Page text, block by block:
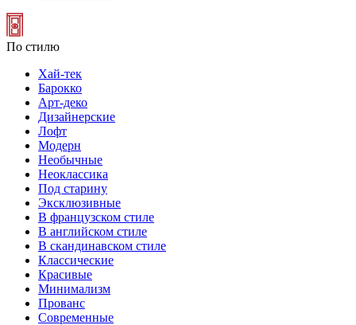
По стилю
Хай-тек
Барокко
Арт-деко
Дизайнерские
Лофт
Модерн
Необычные
Неоклассика
Под старину
Эксклюзивные
В французском стиле
В английском стиле
В скандинавском стиле
Классические
Красивые
Минимализм
Прованс
Современные